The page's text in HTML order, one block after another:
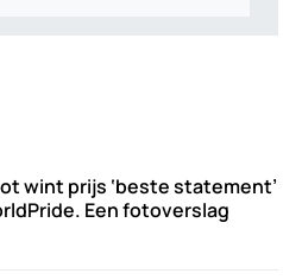
wint prijs ‘beste statement’
Een fotoverslag